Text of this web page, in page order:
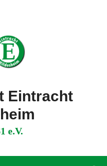
Eintracht
e.V.